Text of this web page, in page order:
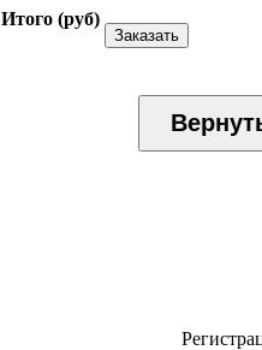
Итого (руб)
Заказать